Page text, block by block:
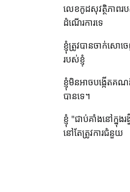
លេខកូដសុវត្ថិភាពរ
ដំណើរការទេ
ខ្ញុំត្រូវបានចាក់ស
របស់ខ្ញុំ
ខ្ញុំមិនអាចបង្កើត
បានទេ។
ខ្ញុំ "ជាប់គាំងនៅក្នុ
នៅតែត្រូវការជំនួយ